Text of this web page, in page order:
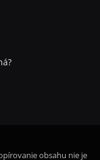
obsahu nie je